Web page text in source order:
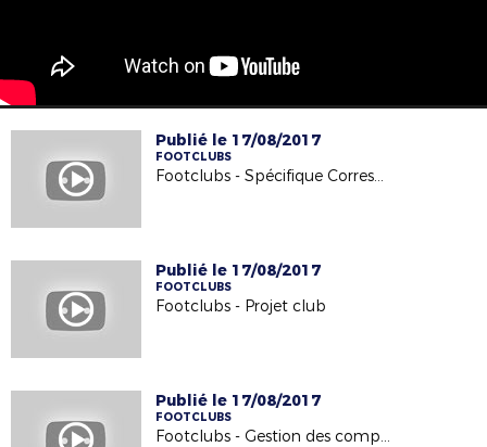
Publié le 17/08/2017
FOOTCLUBS
Footclubs - Spécifique Correspondants Footclubs
Publié le 17/08/2017
FOOTCLUBS
Footclubs - Projet club
Publié le 17/08/2017
FOOTCLUBS
Footclubs - Gestion des compétitions